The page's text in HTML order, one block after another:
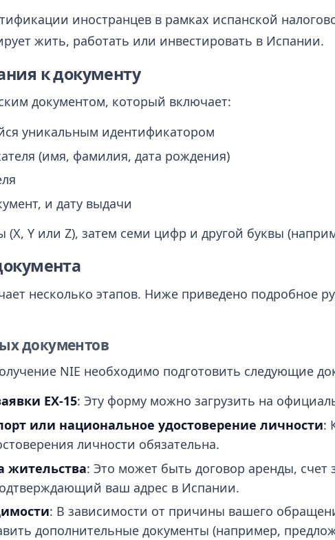
иностранцев в рамках испанской
жить, работать или инвестировать в Испании.
к документу
документом, который включает:
уникальным идентификатором
(имя, фамилия, дата рождения)
и дату выдачи
(X, Y или Z), затем семи цифр и другой буквы
несколько этапов. Ниже приведено подробное
документов
NIE необходимо подготовить следующие
EX-15: Эту форму можно загрузить на
или национальное удостоверение личности:
личности обязательна.
жительства: Это может быть договор аренды, счет
ваш адрес в Испании.
: В зависимости от причины вашего
дополнительные документы (например,